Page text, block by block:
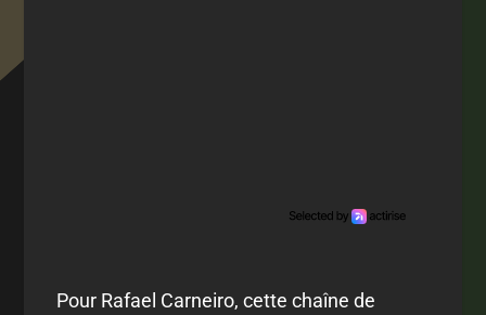
Pour Rafael Carneiro, cette chaîne de